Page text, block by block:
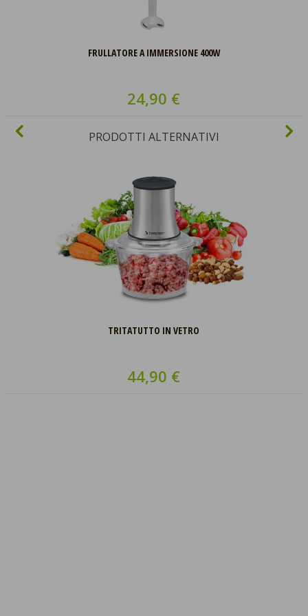
FRULLATORE A IMMERSIONE 400W
24,90 €
PRODOTTI ALTERNATIVI
TRITATUTTO IN VETRO
44,90 €